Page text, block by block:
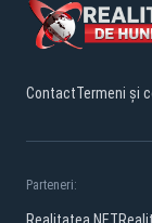
ContactTermeni și
Parteneri: